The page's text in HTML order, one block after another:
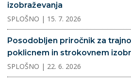
izobraževanja
SPLOŠNO | 15. 7. 2026
Posodobljen priročnik za
poklicnem in strokovnem
SPLOŠNO | 22. 6. 2026